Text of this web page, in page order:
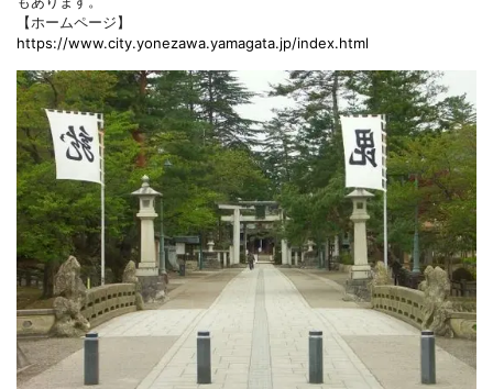
【ホームページ】
https://www.city.yonezawa.yamagata.jp/index.html